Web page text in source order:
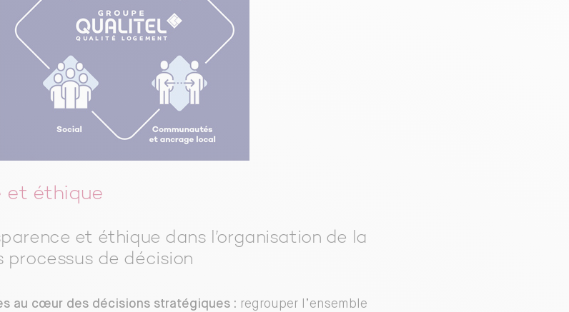
et éthique
et éthique dans l’organisation de la
de décision
au cœur des décisions stratégiques : regrouper l’ensemble